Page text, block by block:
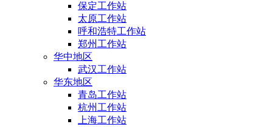
保定工作站
太原工作站
呼和浩特工作站
郑州工作站
华中地区
武汉工作站
华东地区
青岛工作站
杭州工作站
上海工作站